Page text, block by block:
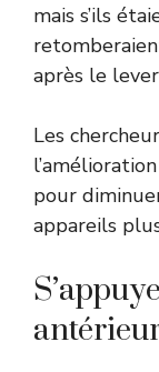
mais s’ils
après le
Les
pour
appareils